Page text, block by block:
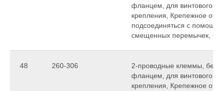
фланцем, для винтового
крепления, Крепежное
подсоединяться с
смещенных перемычек,
48 260-306
2-проводные клеммы, без
фланцем, для винтового
крепления, Крепежное